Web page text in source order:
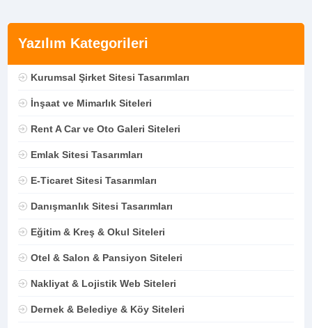
Yazılım Kategorileri
Kurumsal Şirket Sitesi Tasarımları
İnşaat ve Mimarlık Siteleri
Rent A Car ve Oto Galeri Siteleri
Emlak Sitesi Tasarımları
E-Ticaret Sitesi Tasarımları
Danışmanlık Sitesi Tasarımları
Eğitim & Kreş & Okul Siteleri
Otel & Salon & Pansiyon Siteleri
Nakliyat & Lojistik Web Siteleri
Dernek & Belediye & Köy Siteleri